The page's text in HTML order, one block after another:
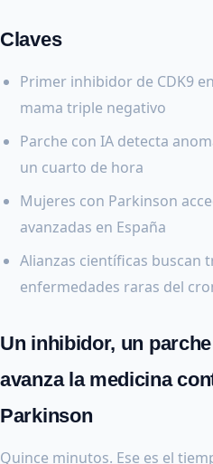
Claves
Primer inhibidor de CDK9
mama triple negativo
Parche con IA detecta
un cuarto de hora
Mujeres con Parkinson
avanzadas en España
Alianzas científicas buscan
enfermedades raras del
Un inhibidor, un
avanza la medicina
Parkinson
Quince minutos. Ese es el